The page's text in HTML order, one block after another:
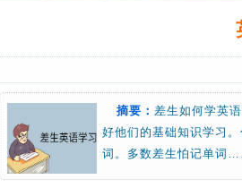
摘要：差生如何学英
好他们的基础知识学习
词。多数差生怕记单